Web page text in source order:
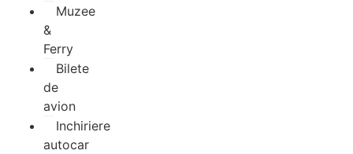
Muzee
&
Ferry
Bilete
de
avion
Inchiriere
autocar